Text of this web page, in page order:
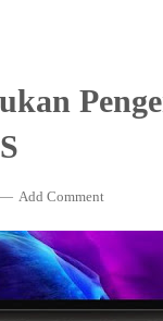
Add Comment